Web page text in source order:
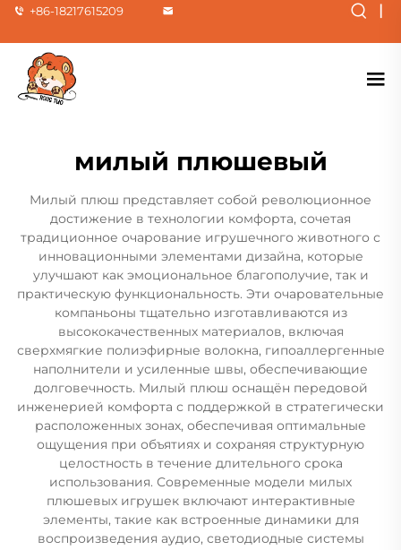
+86-18217615209 |
милый плюшевый
Милый плюш представляет собой революционное
достижение в технологии комфорта, сочетая
традиционное очарование игрушечного животного с
инновационными элементами дизайна, которые
улучшают как эмоциональное благополучие, так и
практическую функциональность. Эти очаровательные
компаньоны тщательно изготавливаются из
высококачественных материалов, включая
сверхмягкие полиэфирные волокна, гипоаллергенные
наполнители и усиленные швы, обеспечивающие
долговечность. Милый плюш оснащён передовой
инженерией комфорта с поддержкой в стратегически
расположенных зонах, обеспечивая оптимальные
ощущения при объятиях и сохраняя структурную
целостность в течение длительного срока
использования. Современные модели милых
плюшевых игрушек включают интерактивные
элементы, такие как встроенные динамики для
воспроизведения аудио, светодиодные системы